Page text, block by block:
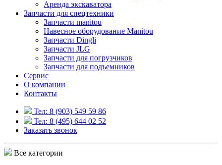
Аренда экскаватора
Запчасти для спецтехники
Запчасти manitou
Навесное оборудование Manitou
Запчасти Dingli
Запчасти JLG
Запчасти для погрузчиков
Запчасти для подъемников
Cервис
О компании
Контакты
Тел: 8 (903) 549 59 86
Тел: 8 (495) 644 02 52
Заказать звонок
Все категории